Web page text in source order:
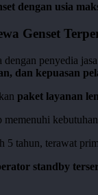
dengan usia
Genset
penyedia
dan kepuasan
paket layanan
memenuhi
5 tahun, terawat
standby